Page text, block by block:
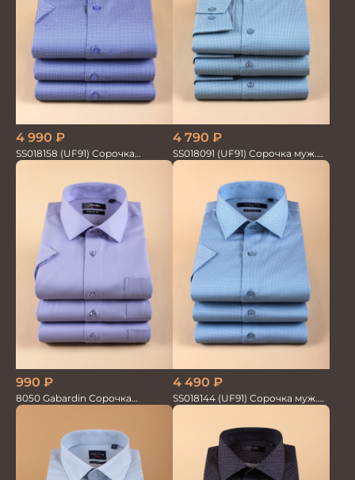
4 990 ₽
SS018158 (UF91) Сорочка
мужская GROSTYLE PRIME
4 790 ₽
SS018091 (UF91) Сорочка муж.
GROSTYLE PRIME
990 ₽
8050 Gabardin Сорочка
мужская кор.рукав
4 490 ₽
SS018144 (UF91) Сорочка муж.
кр.рук. GROSTYLE PRIME